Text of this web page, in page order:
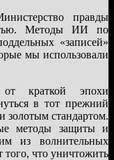
правды
Методы ИИ по
«записей»
мы использовали
от краткой эпохи
в тот прежний
золотым стандартом.
методы защиты и
из волнительных
того, что уничтожить